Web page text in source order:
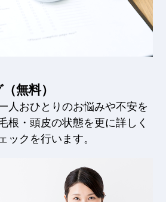
無料）
人おひとりのお悩みや不安を
根・頭皮の状態を更に詳しく
ックを行います。